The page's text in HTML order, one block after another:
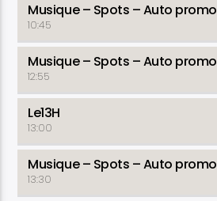
Musique – Spots – Auto promo
10:45
Musique – Spots – Auto promo
12:55
Le13H
13:00
Musique – Spots – Auto promo
13:30